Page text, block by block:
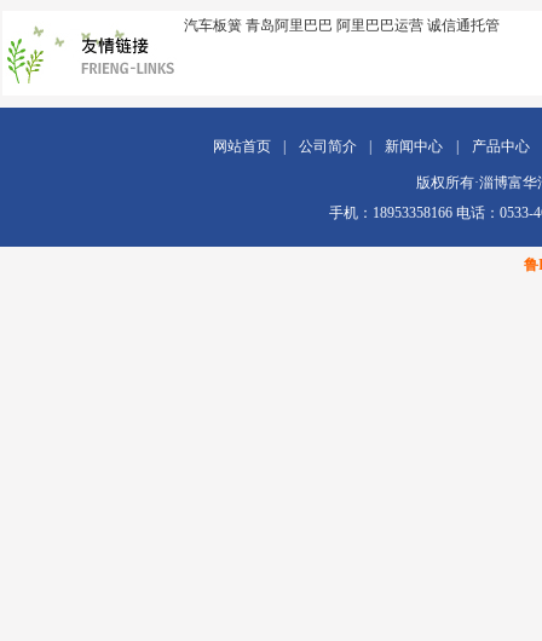
汽车板簧 青岛阿里巴巴 阿里巴巴运营 诚信通托管
网站首页 公司简介 新闻中心 产品中心
版权所有·淄博富
手机：18953358166 电话：
鲁